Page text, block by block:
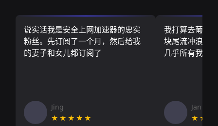
说实话我是安全上网加速器的忠实
粉丝。先订阅了一个月，然后给我
的妻子和女儿都订阅了
Jing
★★★★★
我打算去葡萄
块尾流冲浪板
几乎所有我需
Jan V